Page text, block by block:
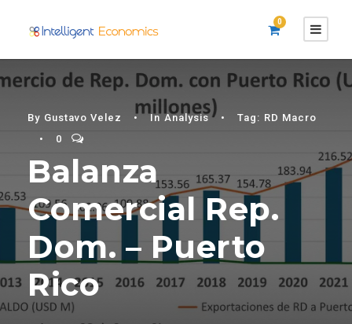
0
By Gustavo Velez • In Analysis • Tag: RD Macro
•
0
Balanza
Comercial Rep.
Dom. – Puerto
Rico